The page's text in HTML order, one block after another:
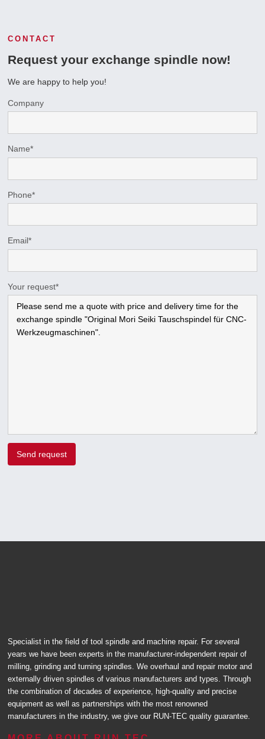
CONTACT
Request your exchange spindle now!
We are happy to help you!
Company
Name*
Phone*
Email*
Your request*
Send request
Specialist in the field of tool spindle and machine repair. For several
years we have been experts in the manufacturer-independent repair of
milling, grinding and turning spindles. We overhaul and repair motor and
externally driven spindles of various manufacturers and types. Through
the combination of decades of experience, high-quality and precise
equipment as well as partnerships with the most renowned
manufacturers in the industry, we give our RUN-TEC quality guarantee.